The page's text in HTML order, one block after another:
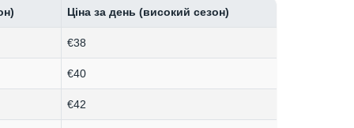
Ціна за день (високий сезон)
€38
€40
€42